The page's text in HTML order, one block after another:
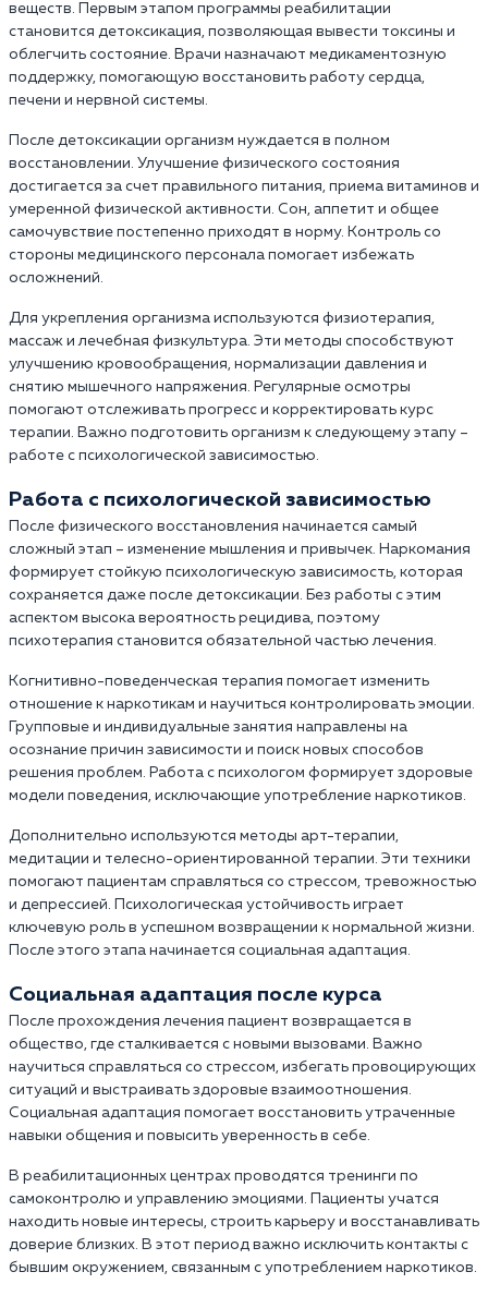
веществ. Первым этапом программы реабилитации
становится детоксикация, позволяющая вывести токсины и
облегчить состояние. Врачи назначают медикаментозную
поддержку, помогающую восстановить работу сердца,
печени и нервной системы.
После детоксикации организм нуждается в полном
восстановлении. Улучшение физического состояния
достигается за счет правильного питания, приема витаминов и
умеренной физической активности. Сон, аппетит и общее
самочувствие постепенно приходят в норму. Контроль со
стороны медицинского персонала помогает избежать
осложнений.
Для укрепления организма используются физиотерапия,
массаж и лечебная физкультура. Эти методы способствуют
улучшению кровообращения, нормализации давления и
снятию мышечного напряжения. Регулярные осмотры
помогают отслеживать прогресс и корректировать курс
терапии. Важно подготовить организм к следующему этапу –
работе с психологической зависимостью.
Работа с психологической зависимостью
После физического восстановления начинается самый
сложный этап – изменение мышления и привычек. Наркомания
формирует стойкую психологическую зависимость, которая
сохраняется даже после детоксикации. Без работы с этим
аспектом высока вероятность рецидива, поэтому
психотерапия становится обязательной частью лечения.
Когнитивно-поведенческая терапия помогает изменить
отношение к наркотикам и научиться контролировать эмоции.
Групповые и индивидуальные занятия направлены на
осознание причин зависимости и поиск новых способов
решения проблем. Работа с психологом формирует здоровые
модели поведения, исключающие употребление наркотиков.
Дополнительно используются методы арт-терапии,
медитации и телесно-ориентированной терапии. Эти техники
помогают пациентам справляться со стрессом, тревожностью
и депрессией. Психологическая устойчивость играет
ключевую роль в успешном возвращении к нормальной жизни.
После этого этапа начинается социальная адаптация.
Социальная адаптация после курса
После прохождения лечения пациент возвращается в
общество, где сталкивается с новыми вызовами. Важно
научиться справляться со стрессом, избегать провоцирующих
ситуаций и выстраивать здоровые взаимоотношения.
Социальная адаптация помогает восстановить утраченные
навыки общения и повысить уверенность в себе.
В реабилитационных центрах проводятся тренинги по
самоконтролю и управлению эмоциями. Пациенты учатся
находить новые интересы, строить карьеру и восстанавливать
доверие близких. В этот период важно исключить контакты с
бывшим окружением, связанным с употреблением наркотиков.